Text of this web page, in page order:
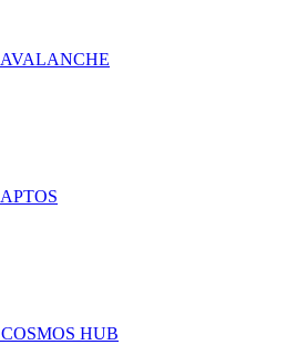
AVALANCHE
APTOS
COSMOS HUB